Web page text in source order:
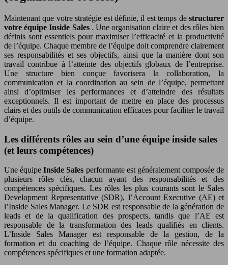
Maintenant que votre stratégie est définie, il est temps de structurer
votre équipe Inside Sales . Une organisation claire et des rôles bien
définis sont essentiels pour maximiser l’efficacité et la productivité
de l’équipe. Chaque membre de l’équipe doit comprendre clairement
ses responsabilités et ses objectifs, ainsi que la manière dont son
travail contribue à l’atteinte des objectifs globaux de l’entreprise.
Une structure bien conçue favorisera la collaboration, la
communication et la coordination au sein de l’équipe, permettant
ainsi d’optimiser les performances et d’atteindre des résultats
exceptionnels. Il est important de mettre en place des processus
clairs et des outils de communication efficaces pour faciliter le travail
d’équipe.
Les différents rôles au sein d’une équipe inside sales
(et leurs compétences)
Une équipeInside Sales performante est généralement composée de
plusieurs rôles clés, chacun ayant des responsabilités et des
compétences spécifiques. Les rôles les plus courants sont le Sales
Development Representative (SDR), l’Account Executive (AE) et
l’Inside Sales Manager. Le SDR est responsable de la génération de
leads et de la qualification des prospects, tandis que l’AE est
responsable de la transformation des leads qualifiés en clients.
L’Inside Sales Manager est responsable de la gestion, de la
formation et du coaching de l’équipe. Chaque rôle nécessite des
compétences spécifiques et une formation adaptée.